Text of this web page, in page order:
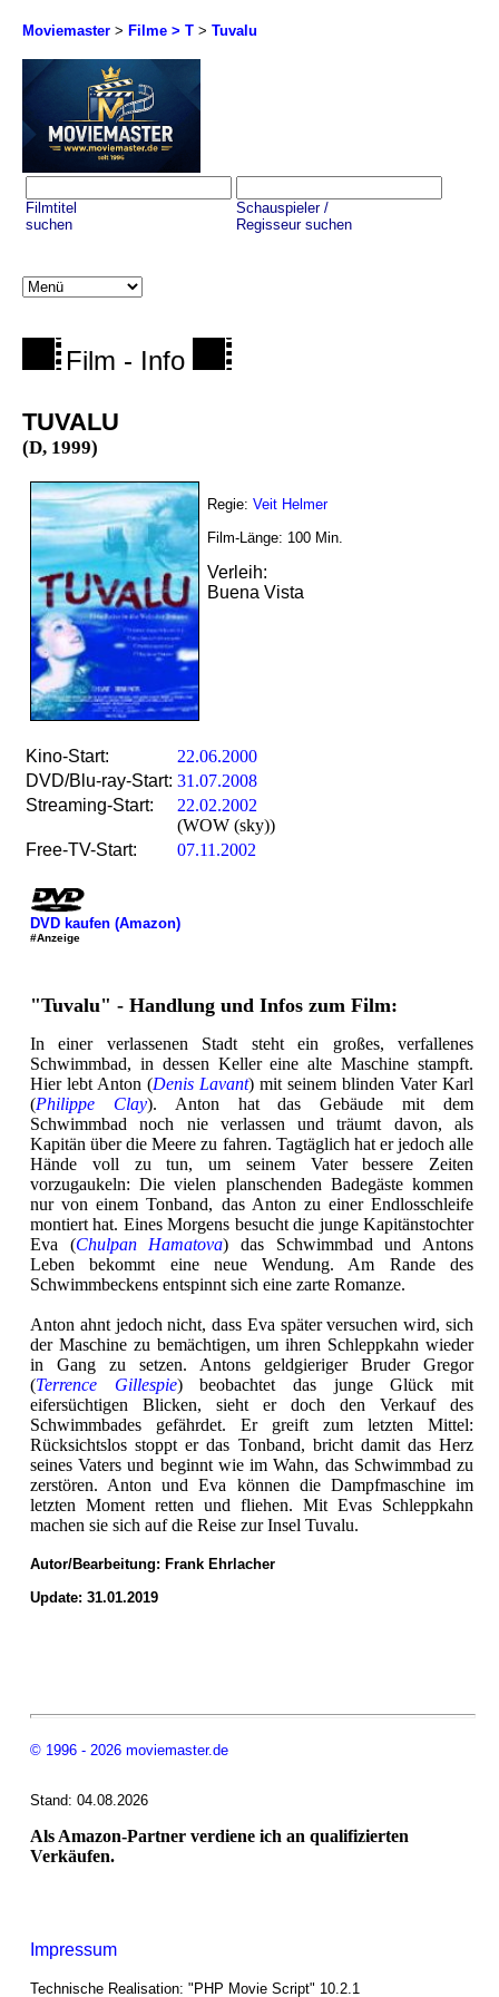
Moviemaster > Filme > T > Tuvalu
Filmtitel
suchen
Schauspieler /
Regisseur suchen
Film - Info
TUVALU
(D, 1999)
Regie: Veit Helmer
Film-Länge: 100 Min.
Verleih:
Buena Vista
Kino-Start:
22.06.2000
DVD/Blu-ray-Start: 31.07.2008
Streaming-Start:
22.02.2002
(WOW (sky))
Free-TV-Start:
07.11.2002
DVD kaufen (Amazon)
#Anzeige
"Tuvalu" - Handlung und Infos zum Film:
In einer verlassenen Stadt steht ein großes, verfallenes
Schwimmbad, in dessen Keller eine alte Maschine stampft.
Hier lebt Anton (Denis Lavant) mit seinem blinden Vater Karl
(Philippe Clay). Anton hat das Gebäude mit dem
Schwimmbad noch nie verlassen und träumt davon, als
Kapitän über die Meere zu fahren. Tagtäglich hat er jedoch alle
Hände voll zu tun, um seinem Vater bessere Zeiten
vorzugaukeln: Die vielen planschenden Badegäste kommen
nur von einem Tonband, das Anton zu einer Endlosschleife
montiert hat. Eines Morgens besucht die junge Kapitänstochter
Eva (Chulpan Hamatova) das Schwimmbad und Antons
Leben bekommt eine neue Wendung. Am Rande des
Schwimmbeckens entspinnt sich eine zarte Romanze.
Anton ahnt jedoch nicht, dass Eva später versuchen wird, sich
der Maschine zu bemächtigen, um ihren Schleppkahn wieder
in Gang zu setzen. Antons geldgieriger Bruder Gregor
(Terrence Gillespie) beobachtet das junge Glück mit
eifersüchtigen Blicken, sieht er doch den Verkauf des
Schwimmbades gefährdet. Er greift zum letzten Mittel:
Rücksichtslos stoppt er das Tonband, bricht damit das Herz
seines Vaters und beginnt wie im Wahn, das Schwimmbad zu
zerstören. Anton und Eva können die Dampfmaschine im
letzten Moment retten und fliehen. Mit Evas Schleppkahn
machen sie sich auf die Reise zur Insel Tuvalu.
Autor/Bearbeitung: Frank Ehrlacher
Update: 31.01.2019
© 1996 - 2026 moviemaster.de
Stand: 04.08.2026
Als Amazon-Partner verdiene ich an qualifizierten
Verkäufen.
Impressum
Technische Realisation: "PHP Movie Script" 10.2.1